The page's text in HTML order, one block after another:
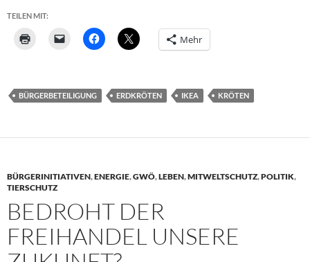
TEILEN MIT:
Mehr
BÜRGERBETEILIGUNG ERDKRÖTEN IKEA KRÖTEN
BÜRGERINITIATIVEN,ENERGIE,GWÖ,LEBEN,MITWELTSCHUTZ,POLITIK,
TIERSCHUTZ
BEDROHT DER
FREIHANDEL UNSERE